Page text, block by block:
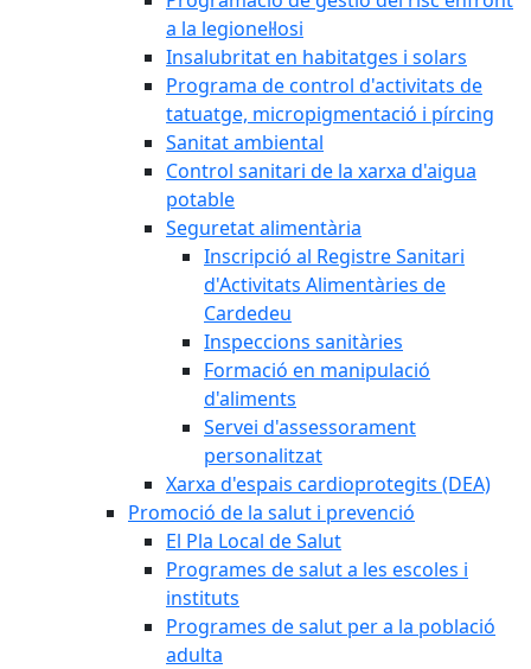
a la legionel·losi
Insalubritat en habitatges i solars
Programa de control d'activitats de
tatuatge, micropigmentació i pírcing
Sanitat ambiental
Control sanitari de la xarxa d'aigua
potable
Seguretat alimentària
Inscripció al Registre Sanitari
d'Activitats Alimentàries de
Cardedeu
Inspeccions sanitàries
Formació en manipulació
d'aliments
Servei d'assessorament
personalitzat
Xarxa d'espais cardioprotegits (DEA)
Promoció de la salut i prevenció
El Pla Local de Salut
Programes de salut a les escoles i
instituts
Programes de salut per a la població
adulta